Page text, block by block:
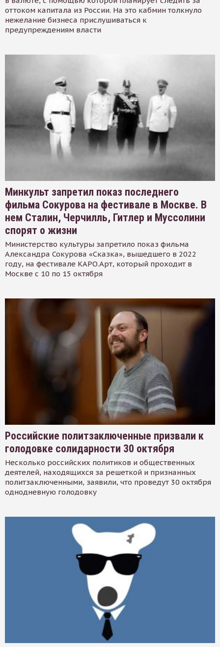
оттоком капитала из России. На это кабмин толкнуло
нежелание бизнеса прислушиваться к
предупреждениям власти
Минкульт запретил показ последнего
фильма Сокурова на фестивале в Москве. В
нем Сталин, Черчилль, Гитлер и Муссолини
спорят о жизни
Министерство культуры запретило показ фильма
Александра Сокурова «Сказка», вышедшего в 2022
году, на фестивале КАРО.Арт, который проходит в
Москве с 10 по 15 октября
Российские политзаключенные призвали к
голодовке солидарности 30 октября
Несколько российских политиков и общественных
деятелей, находящихся за решеткой и признанных
политзаключенными, заявили, что проведут 30 октября
однодневную голодовку